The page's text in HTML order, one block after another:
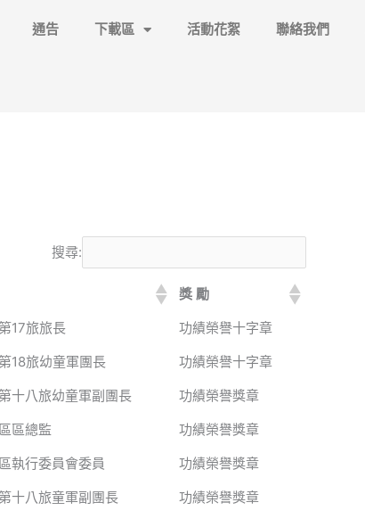
通告 下載區 活動花絮 聯絡我們
搜尋:
獎 勵
17旅旅長
功績榮譽十字章
18旅幼童軍團長
功績榮譽十字章
十八旅幼童軍副團長
功績榮譽獎章
區總監
功績榮譽獎章
執行委員會委員
功績榮譽獎章
十八旅童軍副團長
功績榮譽獎章